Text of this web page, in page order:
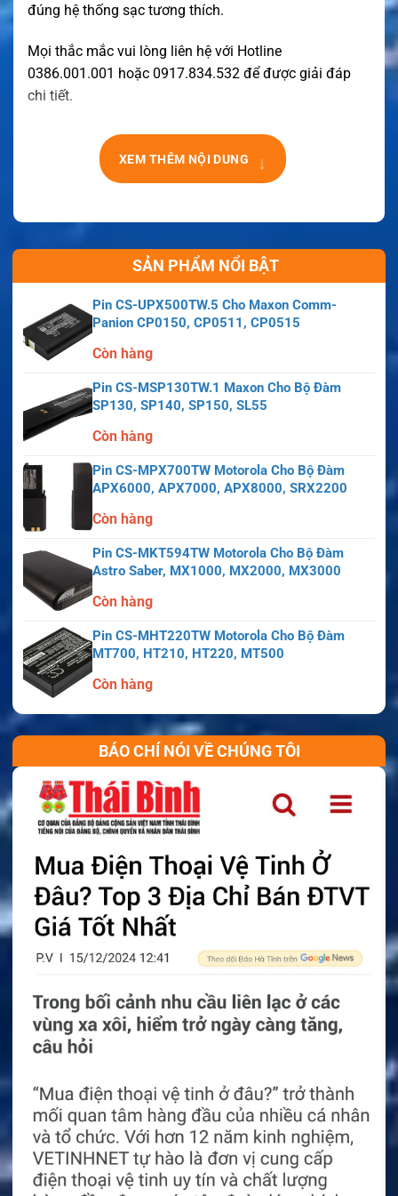
đúng hệ thống sạc tương thích.
Mọi thắc mắc vui lòng liên hệ với Hotline
0386.001.001 hoặc 0917.834.532 để được giải đáp
chi tiết.
XEM THÊM NỘI DUNG ↓
SẢN PHẨM NỔI BẬT
Pin CS-UPX500TW.5 Cho Maxon Comm-
Panion CP0150, CP0511, CP0515
Còn hàng
Pin CS-MSP130TW.1 Maxon Cho Bộ Đàm
SP130, SP140, SP150, SL55
Còn hàng
Pin CS-MPX700TW Motorola Cho Bộ Đàm
APX6000, APX7000, APX8000, SRX2200
Còn hàng
Pin CS-MKT594TW Motorola Cho Bộ Đàm
Astro Saber, MX1000, MX2000, MX3000
Còn hàng
Pin CS-MHT220TW Motorola Cho Bộ Đàm
MT700, HT210, HT220, MT500
Còn hàng
BÁO CHÍ NÓI VỀ CHÚNG TÔI